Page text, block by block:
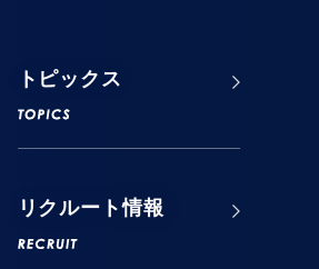
トピックス
リクルート情報